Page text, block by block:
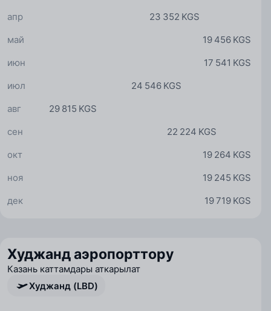
23 352 KGS
апр
19 456 KGS
май
17 541 KGS
июн
24 546 KGS
июл
29 815 KGS
авг
22 224 KGS
сен
19 264 KGS
окт
19 245 KGS
ноя
19 719 KGS
дек
Худжанд аэропорттору
Казань каттамдары аткарылат
Худжанд (LBD)